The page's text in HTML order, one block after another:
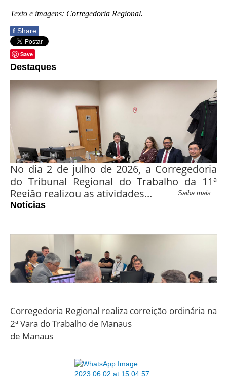
Texto e imagens: Corregedoria Regional.
f Share
Save
Destaques
Corregedoria avalia
tramitação processual
em jurisdição do
interior amazonense
durante correição
ordinária na Vara do
Trabalho de Parintins
No dia 2 de julho de 2026, a Corregedoria
do Tribunal Regional do Trabalho da 11ª
Região realizou as atividades...
Saiba mais...
Notícias
Desempenho e gestão de acervo são avaliados
durante correição ordinária na 3ª Vara do Trabalho
de Manaus
Corregedoria Regional promove acompanhamento
institucional durante correição
Corregedoria Regional realiza correição ordinária na
2ª Vara do Trabalho de Manaus